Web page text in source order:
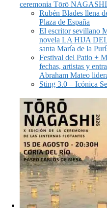
ceremonia Tōrō
Rubén Blades llena
Plaza de España
El escritor sevillano
novela LA HIJA
santa María de la
Festival del Patio +
fechas, artistas y
Abraham Mateo
Sting 3.0 – Icónica